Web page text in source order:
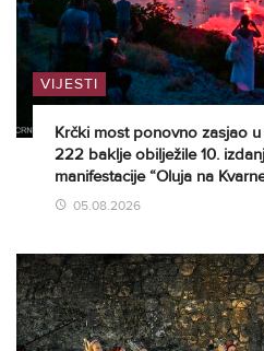
VIJESTI
Krčki most ponovno zasjao
222 baklje obilježile 10.
manifestacije “Oluja na
05.08.2026